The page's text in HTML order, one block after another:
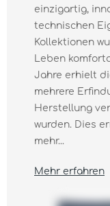
einzigartig,
technischen
Kollektionen
Leben
Jahre erhielt
mehrere
Herstellung
wurden. Dies
mehr...
Mehr erfahren